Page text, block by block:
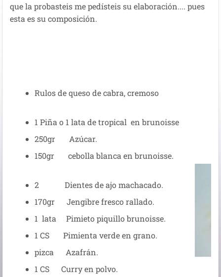
que la probasteis me pedísteis su elaboración.... pues
esta es su composición.
Rulos de queso de cabra, cremoso
1 Piña o 1 lata de tropical en brunoisse
250gr Azúcar.
150gr cebolla blanca en brunoisse.
2 Dientes de ajo machacado.
170gr Jengibre fresco rallado.
1 lata Pimieto piquillo brunoisse.
1 CS Pimienta verde en grano.
pizca Azafrán.
1 CS Curry en polvo.